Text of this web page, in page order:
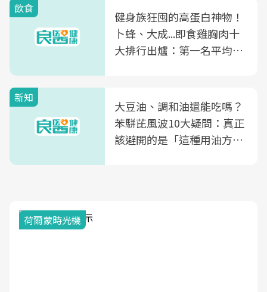
飲食
健身族狂囤的高蛋白神物！
卜蜂、大成...即食雞胸肉十
大排行出爐：第一名平均一
新知
大豆油、調和油還能吃嗎？
苯駢芘風波10大疑問：真正
該避開的是「這種用油方
荷爾蒙時光機